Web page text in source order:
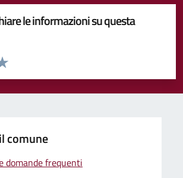
le informazioni su questa
pagina
5 stelle su 5
4 stelle su 5
su 5
su 5
5
comune
domande frequenti